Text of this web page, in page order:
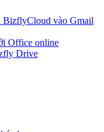
BizflyCloud vào Gmail
Office online
Drive